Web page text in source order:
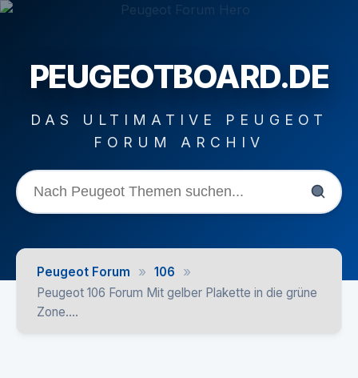
PEUGEOTBOARD.DE
DAS ULTIMATIVE PEUGEOT
FORUM ARCHIV
Peugeot Forum » 106 »
Peugeot 106 Forum Mit gelber Plakette in die grüne
Zone....